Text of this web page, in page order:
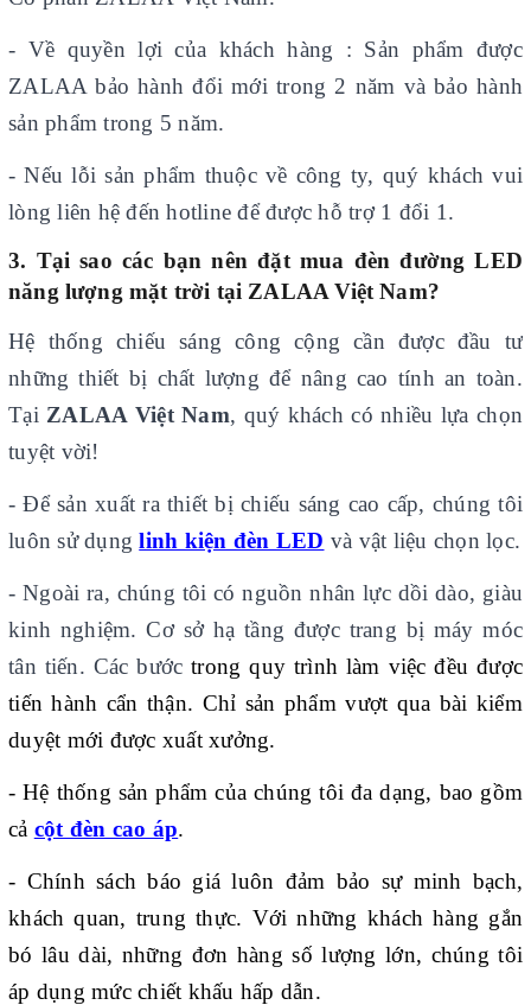
- Về quyền lợi của khách hàng : Sản phẩm được
ZALAA bảo hành đổi mới trong 2 năm và bảo hành
sản phẩm trong 5 năm.
- Nếu lỗi sản phẩm thuộc về công ty, quý khách vui
lòng liên hệ đến hotline để được hỗ trợ 1 đổi 1.
3. Tại sao các bạn nên đặt mua đèn đường LED
năng lượng mặt trời tại ZALAA Việt Nam?
Hệ thống chiếu sáng công cộng cần được đầu tư
những thiết bị chất lượng để nâng cao tính an toàn.
Tại ZALAA Việt Nam, quý khách có nhiều lựa chọn
tuyệt vời!
- Để sản xuất ra thiết bị chiếu sáng cao cấp, chúng tôi
luôn sử dụnglinh kiện đèn LED và vật liệu chọn lọc.
- Ngoài ra, chúng tôi có nguồn nhân lực dồi dào, giàu
kinh nghiệm. Cơ sở hạ tầng được trang bị máy móc
tân tiến. Các bướctrong quy trình làm việc đều được
tiến hành cẩn thận. Chỉ sản phẩm vượt qua bài kiểm
duyệt mới được xuất xưởng.
- Hệ thống sản phẩm của chúng tôi đa dạng, bao gồm
cả cột đèn cao áp.
- Chính sách báo giá luôn đảm bảo sự minh bạch,
khách quan, trung thực. Với những khách hàng gắn
bó lâu dài, những đơn hàng số lượng lớn, chúng tôi
áp dụng mức chiết khấu hấp dẫn.